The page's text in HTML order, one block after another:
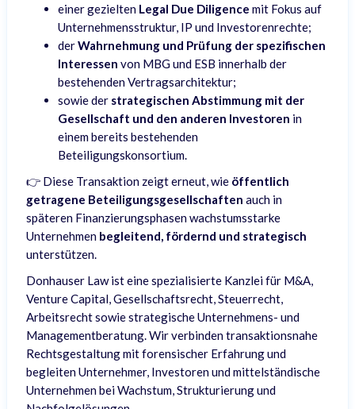
einer gezielten Legal Due Diligence mit Fokus auf
Unternehmensstruktur, IP und Investorenrechte;
derWahrnehmung und Prüfung der spezifischen
Interessen von MBG und ESB innerhalb der
bestehenden Vertragsarchitektur;
sowie der strategischen Abstimmung mit der
Gesellschaft und den anderen Investoren in
einem bereits bestehenden
Beteiligungskonsortium.
👉 Diese Transaktion zeigt erneut, wie öffentlich
getragene Beteiligungsgesellschaften auch in
späteren Finanzierungsphasen wachstumsstarke
Unternehmen begleitend, fördernd und strategisch
unterstützen.
Donhauser Law ist eine spezialisierte Kanzlei für M&A,
Venture Capital, Gesellschaftsrecht, Steuerrecht,
Arbeitsrecht sowie strategische Unternehmens- und
Managementberatung. Wir verbinden transaktionsnahe
Rechtsgestaltung mit forensischer Erfahrung und
begleiten Unternehmer, Investoren und mittelständische
Unternehmen bei Wachstum, Strukturierung und